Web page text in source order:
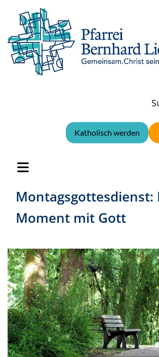
Katholisch werden
Montagsgottesdienst:
Moment mit Gott